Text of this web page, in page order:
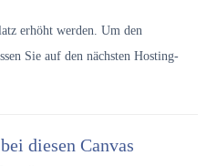
erhöht werden. Um den
Sie auf den nächsten Hosting-
diesen Canvas